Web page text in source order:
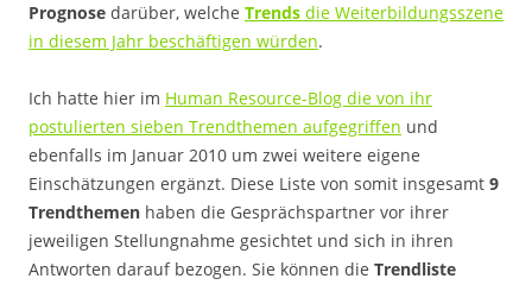
Prognose darüber, welche Trends die Weiterbildungsszene
in diesem Jahr beschäftigen würden.
Ich hatte hier im Human Resource-Blog die von ihr
postulierten sieben Trendthemen aufgegriffen und
ebenfalls im Januar 2010 um zwei weitere eigene
Einschätzungen ergänzt. Diese Liste von somit insgesamt 9
Trendthemen haben die Gesprächspartner vor ihrer
jeweiligen Stellungnahme gesichtet und sich in ihren
Antworten darauf bezogen. Sie können die Trendliste